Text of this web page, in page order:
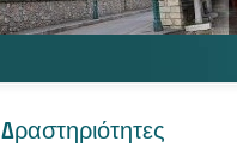
Δραστηριότητες